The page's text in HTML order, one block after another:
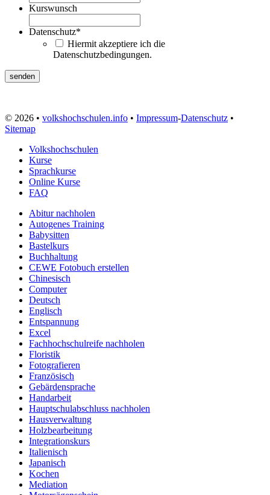
Kurswunsch
Datenschutz*
Hiermit akzeptiere ich die
Datenschutzbedingungen.
© 2026 • volkshochschulen.info • Impressum-Datenschutz •
Sitemap
Volkshochschulen
Kurse
Sprachkurse
Online Kurse
FAQ
Abitur nachholen
Autogenes Training
Babysitten
Bastelkurs
Buchhaltung
CEWE Fotobuch erstellen
Chinesisch
Computer
Deutsch
Englisch
Entspannung
Excel
Fachhochschulreife nachholen
Floristik
Fotografieren
Französisch
Gebärdensprache
Handarbeit
Hauptschulabschluss nachholen
Hausverwaltung
Holzbearbeitung
Integrationskurs
Italienisch
Japanisch
Kochen
Mediation